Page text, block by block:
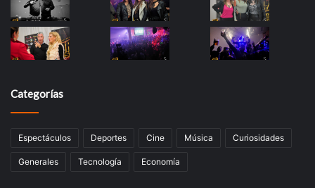
Categorías
Espectáculos Deportes Cine Música Curiosidades
Generales Tecnología Economía